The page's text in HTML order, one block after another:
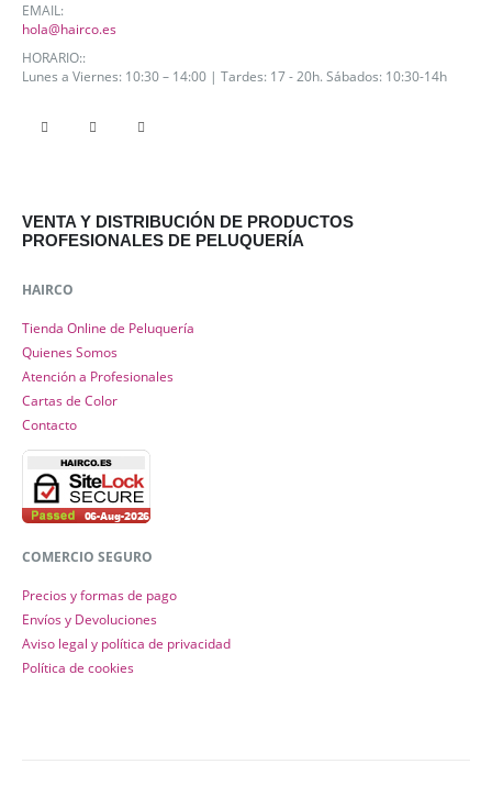
EMAIL:
hola@hairco.es
HORARIO::
Lunes a Viernes: 10:30 – 14:00 | Tardes: 17 - 20h. Sábados: 10:30-14h
VENTA Y DISTRIBUCIÓN DE PRODUCTOS
PROFESIONALES DE PELUQUERÍA
HAIRCO
Tienda Online de Peluquería
Quienes Somos
Atención a Profesionales
Cartas de Color
Contacto
COMERCIO SEGURO
Precios y formas de pago
Envíos y Devoluciones
Aviso legal y política de privacidad
Política de cookies